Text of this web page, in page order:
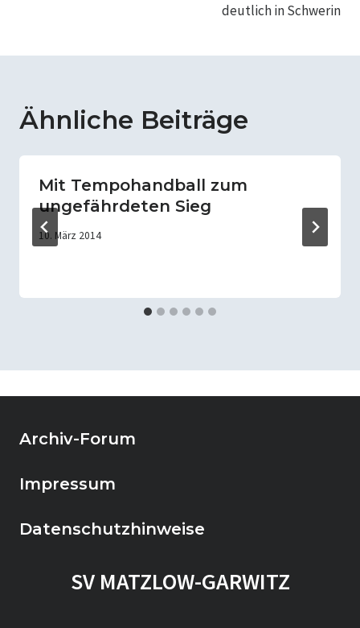
deutlich in Schwerin
Ähnliche Beiträge
Mit Tempohandball zum
ungefährdeten Sieg
10. März 2014
Archiv-Forum
Impressum
Datenschutzhinweise
SV MATZLOW-GARWITZ